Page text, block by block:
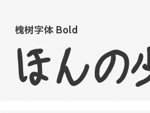
槐树字体 Bold
ほんの